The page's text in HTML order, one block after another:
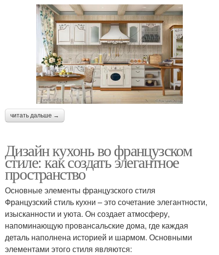
читать дальше →
Дизайн кухонь во французском
стиле: как создать элегантное
пространство
Основные элементы французского стиля
Французский стиль кухни – это сочетание элегантности,
изысканности и уюта. Он создает атмосферу,
напоминающую провансальские дома, где каждая
деталь наполнена историей и шармом. Основными
элементами этого стиля являются: